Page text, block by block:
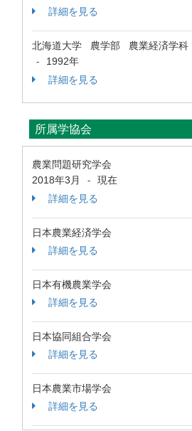
詳細を見る
北海道大学 農学部 農業経済学科
-
1992年
詳細を見る
所属学協会
農業問題研究学会
2018年3月
-
現在
詳細を見る
日本農業経済学会
詳細を見る
日本有機農業学会
詳細を見る
日本協同組合学会
詳細を見る
日本農業市場学会
詳細を見る